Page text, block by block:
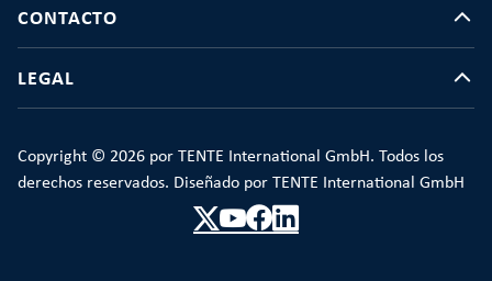
CONTACTO
LEGAL
Copyright © 2026 por TENTE International GmbH. Todos los
derechos reservados. Diseñado por TENTE International GmbH